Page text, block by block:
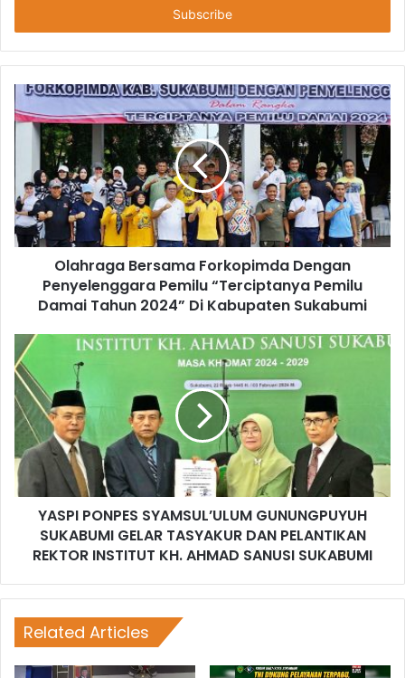
Olahraga Bersama Forkopimda Dengan
Penyelenggara Pemilu “Terciptanya Pemilu
Damai Tahun 2024” Di Kabupaten Sukabumi
YASPI PONPES SYAMSUL’ULUM GUNUNGPUYUH
SUKABUMI GELAR TASYAKUR DAN PELANTIKAN
REKTOR INSTITUT KH. AHMAD SANUSI SUKABUMI
Related Articles